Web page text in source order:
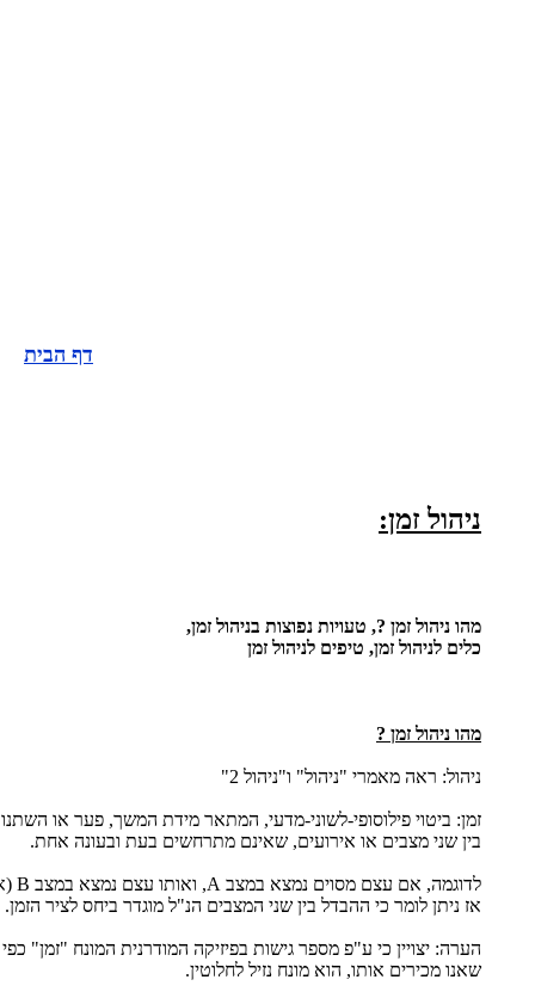
דף הבית
ניהול זמן:
מהו ניהול זמן ?, טעויות נפוצות בניהול זמן,
כלים לניהול זמן, טיפים לניהול זמן
מהו ניהול זמן ?
ניהול: ראה מאמרי "ניהול" ו"ניהול 2"
זמן: ביטוי פילוסופי-לשוני-מדעי, המתאר מידת המשך, פער או
בין שני מצבים או אירועים, שאינם מתרחשים בעת ובעונה אחת.
לדוגמה, אם עצם מסוים נמצא במצב A, ואותו עצם נמצא במצב B (אחר כך),
אז ניתן לומר כי ההבדל בין שני המצבים הנ"ל מוגדר ביחס לציר הזמן.
הערה: יצויין כי ע"פ מספר גישות בפיזיקה המודרנית המונח "זמן" כפי
שאנו מכירים אותו, הוא מונח נזיל לחלוטין.